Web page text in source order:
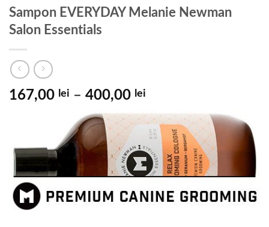
Sampon EVERYDAY Melanie Newman
Salon Essentials
167,00 lei – 400,00 lei
prețuri:
167,00 lei
până
la
400,00 lei